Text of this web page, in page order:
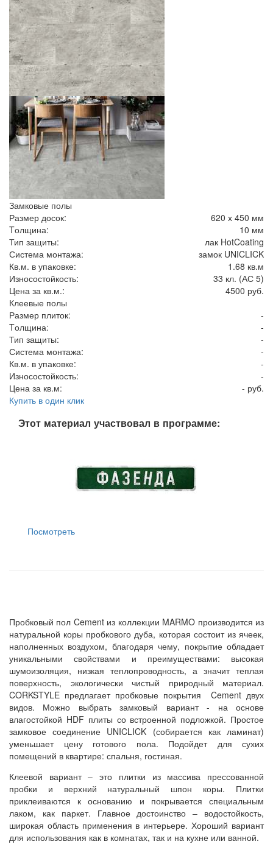
Замковые полы
Размер досок:
620 х 450 мм
Tолщина:
10 мм
Тип защиты:
лак HotCoating
Система монтажа:
замок UNICLICK
Кв.м. в упаковке:
1.68 кв.м
Износостойкость:
33 кл. (АС 5)
Цена за кв.м.:
4500 руб.
Клеевые полы
Размер плиток:
-
Tолщина:
-
Тип защиты:
-
Система монтажа:
-
Кв.м. в упаковке:
-
Износостойкость:
-
Цена за кв.м:
- руб.
Купить в один клик
Этот материал участвовал в программе:
Посмотреть
Пробковый пол Cement из коллекции MARMO производится из
натуральной коры пробкового дуба, которая состоит из ячеек,
наполненных воздухом, благодаря чему, покрытие обладает
уникальными свойствами и преимуществами: высокая
шумоизоляция, низкая теплопроводность, а значит теплая
поверхность, экологически чистый природный материал.
CORKSTYLE предлагает пробковые покрытия Cement двух
видов. Можно выбрать замковый вариант - на основе
влагостойкой HDF плиты со встроенной подложкой. Простое
замковое соединение UNICLICK (собирается как ламинат)
уменьшает цену готового пола. Подойдет для сухих
помещений в квартире: спальня, гостиная.
Клеевой вариант – это плитки из массива прессованной
пробки и верхний натуральный шпон коры. Плитки
приклеиваются к основанию и покрывается специальным
лаком, как паркет. Главное достоинство – водостойкость,
широкая область применения в интерьере. Хороший вариант
для использования как в комнатах, так и на кухне или ванной.